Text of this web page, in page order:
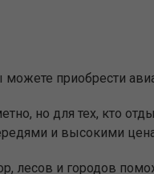
приобрести
но для тех, кто
и высокими
лесов и городов